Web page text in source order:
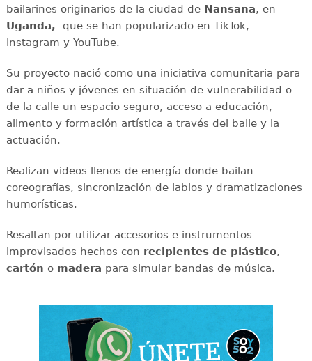
bailarines originarios de la ciudad de Nansana, en
Uganda, que se han popularizado en TikTok,
Instagram y YouTube.
Su proyecto nació como una iniciativa comunitaria para
dar a niños y jóvenes en situación de vulnerabilidad o
de la calle un espacio seguro, acceso a educación,
alimento y formación artística a través del baile y la
actuación.
Realizan videos llenos de energía donde bailan
coreografías, sincronización de labios y dramatizaciones
humorísticas.
Resaltan por utilizar accesorios e instrumentos
improvisados hechos con recipientes de plástico,
cartón o madera para simular bandas de música.